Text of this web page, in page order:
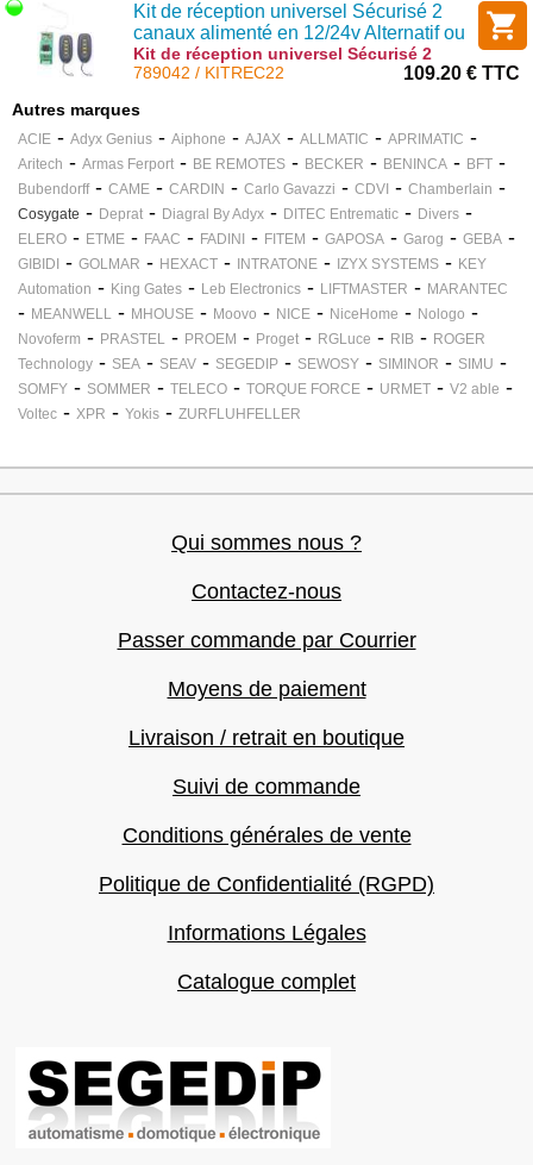
Kit de réception universel Sécurisé 2
canaux alimenté en 12/24v Alternatif ou
continu avec boitier, antenne et 2
télécommandes
Kit de réception universel Sécurisé 2
canaux alimenté en 12/24v Alternatif ou
télécommandes : KITREC22
789042 / KITREC22 109.20 € TTC
Autres marques
ACIE - Adyx Genius - Aiphone - AJAX - ALLMATIC - APRIMATIC -
Aritech - Armas Ferport - BE REMOTES - BECKER - BENINCA - BFT -
Bubendorff- CAME - CARDIN - Carlo Gavazzi - CDVI - Chamberlain -
Cosygate - Deprat - Diagral By Adyx - DITEC Entrematic - Divers -
ELERO - ETME - FAAC - FADINI - FITEM - GAPOSA - Garog - GEBA -
GIBIDI - GOLMAR - HEXACT - INTRATONE - IZYX SYSTEMS - KEY
Automation - King Gates - Leb Electronics - LIFTMASTER - MARANTEC
- MEANWELL - MHOUSE - Moovo - NICE - NiceHome - Nologo -
Novoferm - PRASTEL - PROEM - Proget - RGLuce - RIB - ROGER
Technology - SEA - SEAV - SEGEDIP - SEWOSY - SIMINOR - SIMU -
SOMFY - SOMMER - TELECO - TORQUE FORCE - URMET - V2 able -
Voltec - XPR - Yokis - ZURFLUHFELLER
Qui sommes nous ?
Contactez-nous
Passer commande par Courrier
Moyens de paiement
Livraison / retrait en boutique
Suivi de commande
Conditions générales de vente
Politique de Confidentialité (RGPD)
Informations Légales
Catalogue complet